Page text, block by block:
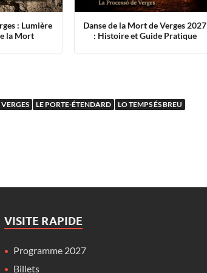
: Lumière
la Mort
Danse de la Mort de Verges 2027
: Histoire et Guide Pratique
LE PORTE-ÉTENDARD
LO TEMPS ÉS BREU
VISITE RAPIDE
Programme 2027
Billets